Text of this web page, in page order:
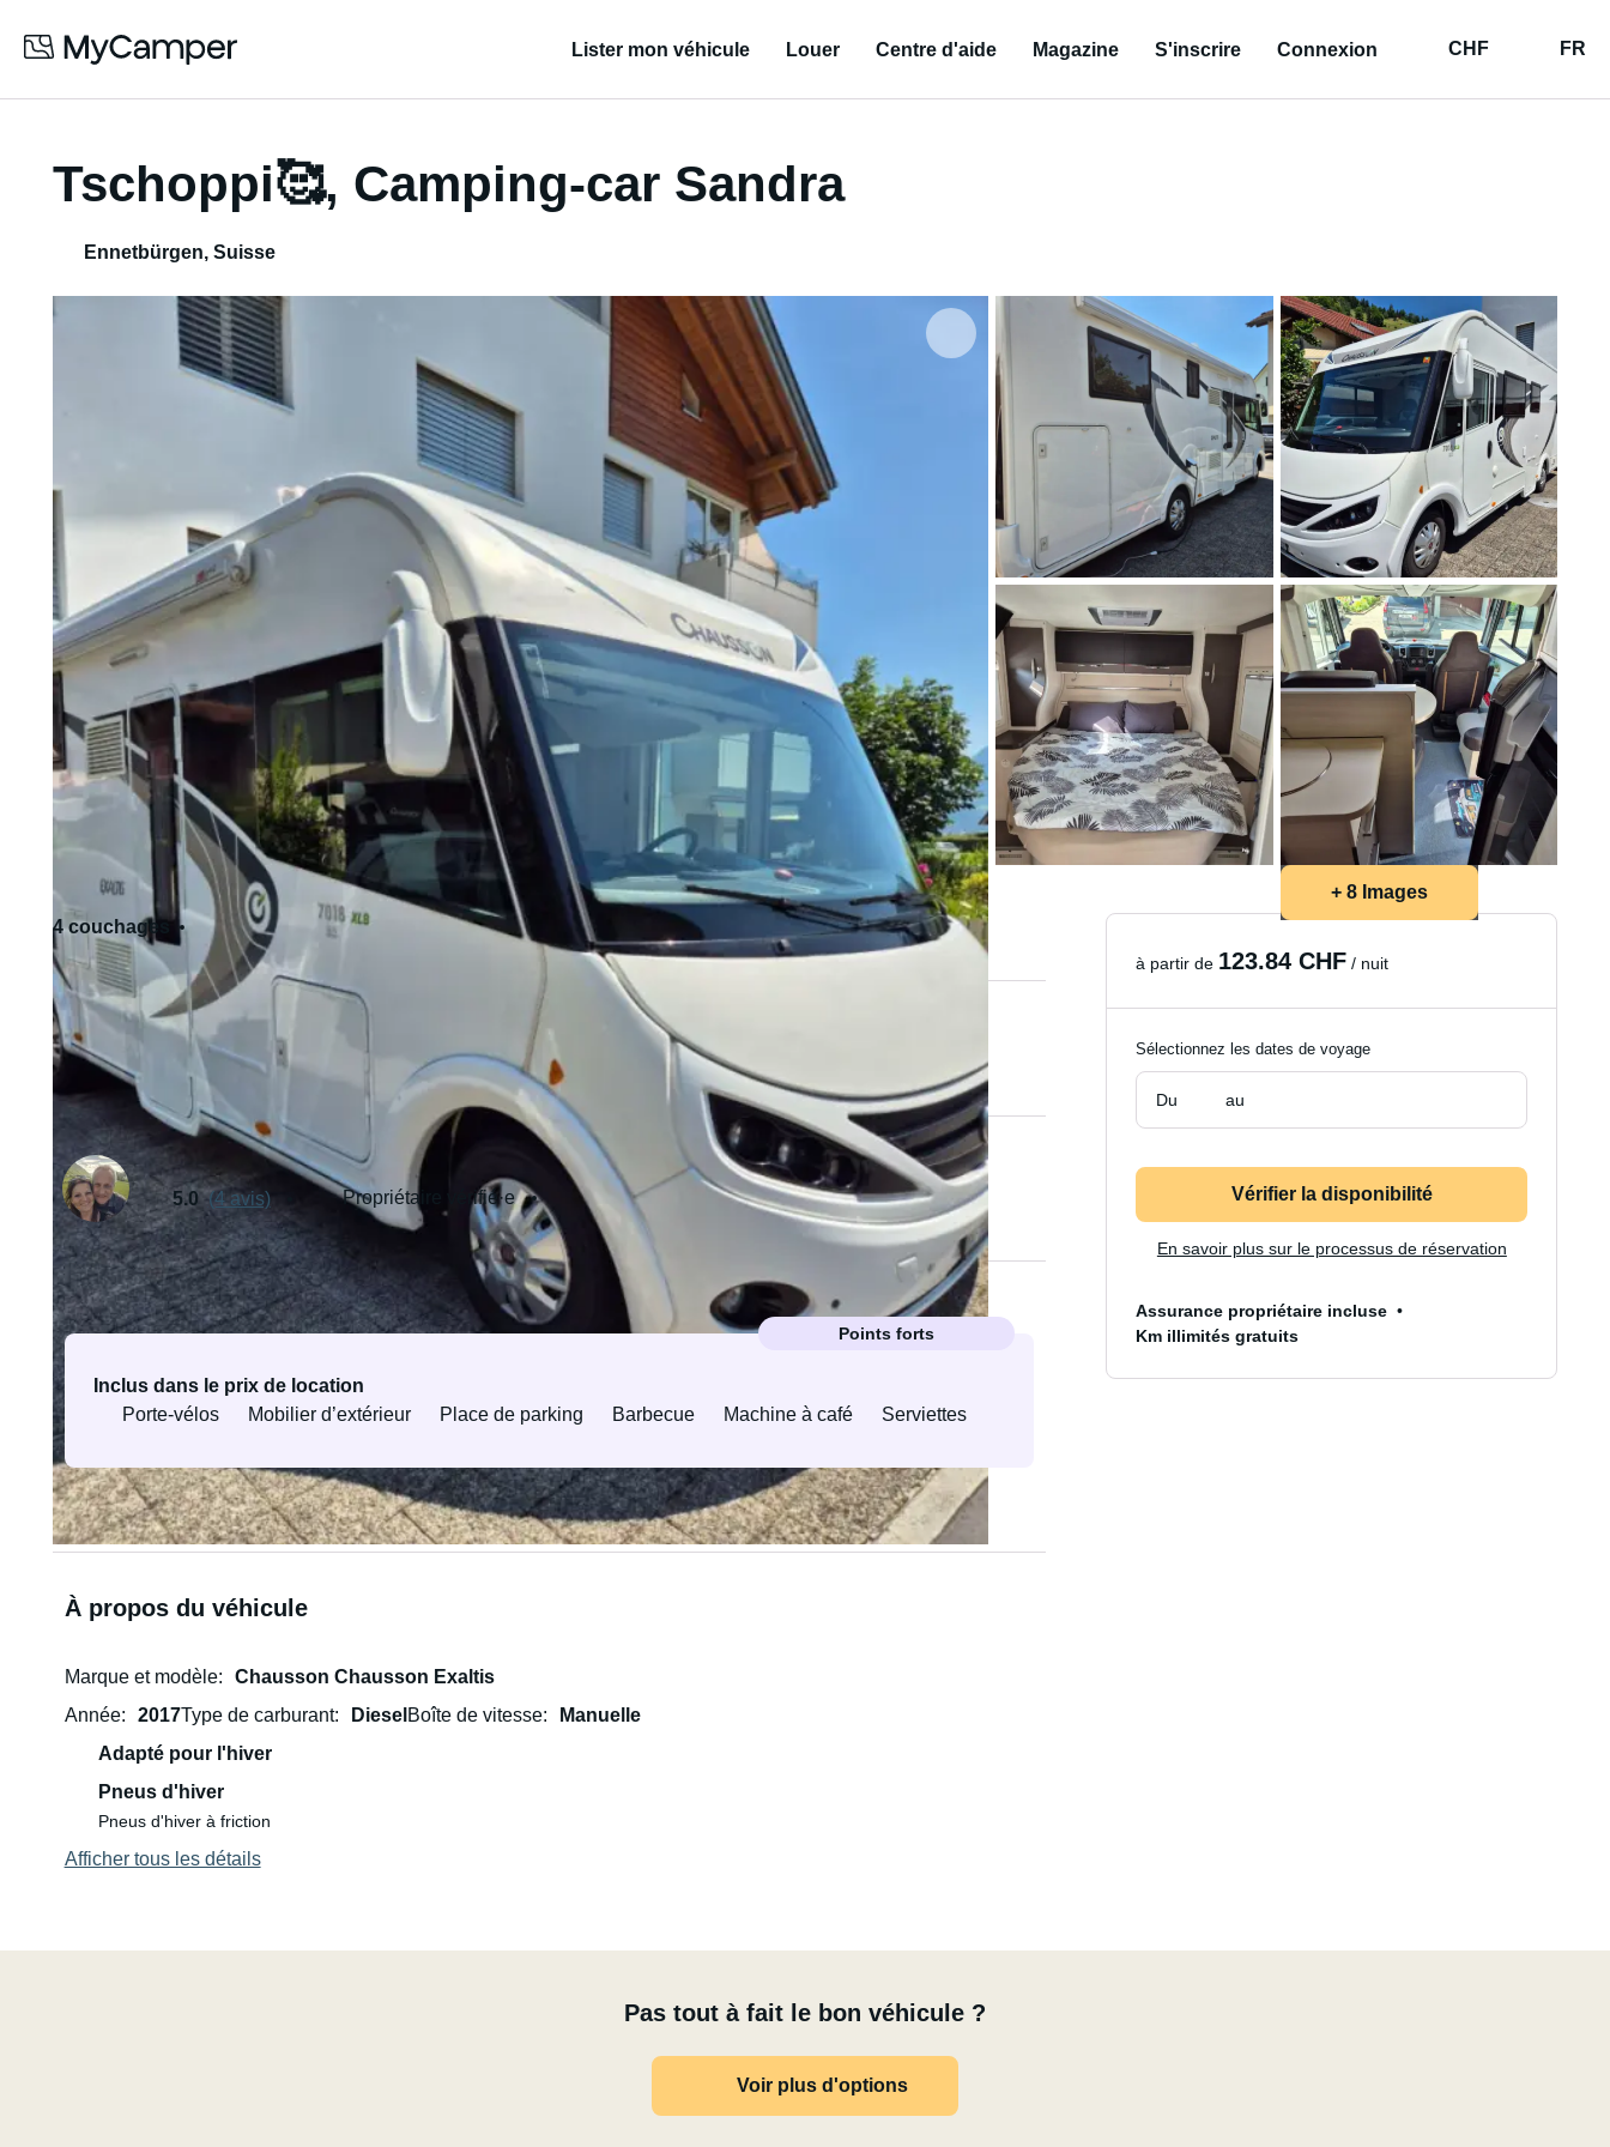
Lister mon véhicule Louer Centre d'aide Magazine S'inscrire Connexion CHF FR
Tschoppi🥰, Camping-car Sandra
Ennetbürgen, Suisse
+ 8 Images
4 couchages
4 siège(s)
Permis de conduire standard - Cat. B
Accepte les animaux de compagnie
Loué par Sandra
5.0 (4 avis) Propriétaire vérifié·e Top Propriétaire
Équipements et services
Points forts
Inclus dans le prix de location
Porte-vélos
Mobilier d’extérieur Place de parking Barbecue Machine à café Serviettes
Tous les équipements et services
À propos du véhicule
Marque et modèle
Chausson Chausson Exaltis
Année
2017Type de carburant Diesel Boîte de vitesse
Manuelle
Adapté pour l'hiver
Pneus d'hiver
Pneus d'hiver à friction
Afficher tous les détails
Pas tout à fait le bon véhicule ?
Voir plus d'options
à partir de 123.84 CHF / nuit
Sélectionnez les dates de voyage
Du au
Vérifier la disponibilité
En savoir plus sur le processus de réservation
Assurance propriétaire incluse
Km illimités gratuits